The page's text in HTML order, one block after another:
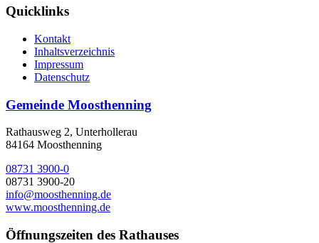
Quicklinks
Kontakt
Inhaltsverzeichnis
Impressum
Datenschutz
Gemeinde Moosthenning
Rathausweg 2, Unterhollerau
84164 Moosthenning
08731 3900-0
08731 3900-20
info@moosthenning.de
www.moosthenning.de
Öffnungszeiten des Rathauses